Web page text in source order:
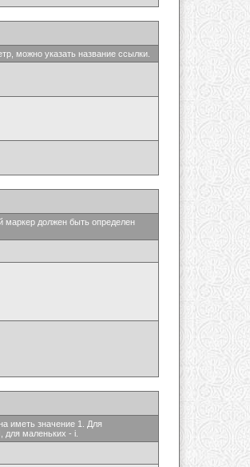
можно указать название ссылки.
маркер должен быть определен
иметь значение 1. Для
маленьких - i.